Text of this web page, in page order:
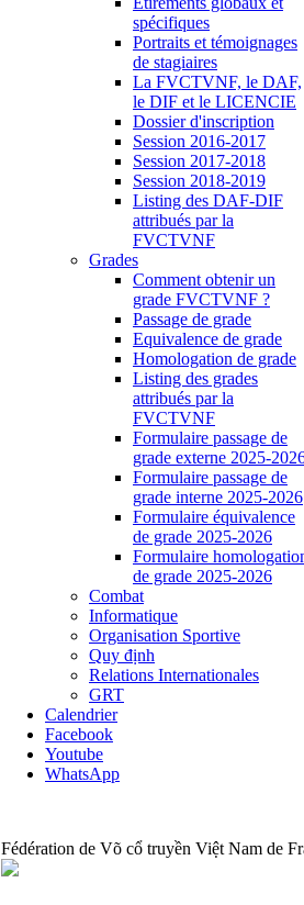
spécifiques
Portraits et témoignages
de stagiaires
La FVCTVNF, le DAF,
le DIF et le LICENCIE
Dossier d'inscription
Session 2016-2017
Session 2017-2018
Session 2018-2019
Listing des DAF-DIF
attribués par la
FVCTVNF
Grades
Comment obtenir un
grade FVCTVNF ?
Passage de grade
Equivalence de grade
Homologation de grade
Listing des grades
attribués par la
FVCTVNF
Formulaire passage de
grade externe 2025-
Formulaire passage de
grade interne 2025-2026
Formulaire équivalence
de grade 2025-2026
Formulaire
de grade 2025-2026
Combat
Informatique
Organisation Sportive
Quy định
Relations Internationales
GRT
Calendrier
Facebook
Youtube
WhatsApp
Fédération de Võ cổ truyền Việt Nam de